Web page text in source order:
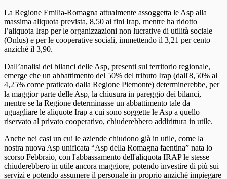
La Regione Emilia-Romagna attualmente assoggetta le Asp alla
massima aliquota prevista, 8,50 ai fini Irap, mentre ha ridotto
l’aliquota Irap per le organizzazioni non lucrative di utilità sociale
(Onlus) e per le cooperative sociali, immettendo il 3,21 per cento
anziché il 3,90.
Dall’analisi dei bilanci delle Asp, presenti sul territorio regionale,
emerge che un abbattimento del 50% del tributo Irap (dall'8,50% al
4,25% come praticato dalla Regione Piemonte) determinerebbe, per
la maggior parte delle Asp, la chiusura in pareggio dei bilanci,
mentre se la Regione determinasse un abbattimento tale da
uguagliare le aliquote Irap a cui sono soggette le Asp a quello
riservato al privato cooperativo, chiuderebbero addirittura in utile.
Anche nei casi un cui le aziende chiudono già in utile, come la
nostra nuova Asp unificata “Asp della Romagna faentina” nata lo
scorso Febbraio, con l'abbassamento dell'aliquota IRAP le stesse
chiuderebbero in utile ancora maggiore, potendo investire di più sui
servizi e potendo assumere il personale in proprio anzichè impiegare